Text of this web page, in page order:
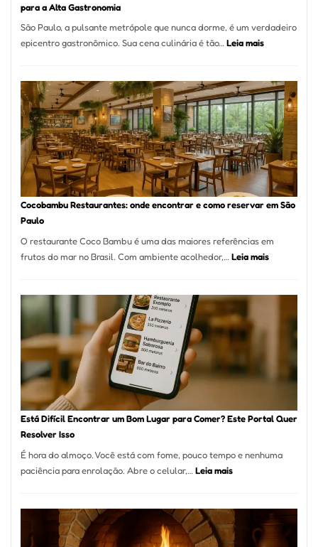
Vila
da
para a Alta Gastronomia
São Paulo, a pulsante metrópole que nunca dorme, é um verdadeiro
epicentro gastronômico. Sua cena culinária é tão… Leia mais:
Melhores
Restaurantes
em
São
Paulo:
Um
Guia
Definitivo
Alta
Gastronomia
Cocobambu Restaurantes: onde encontrar e como reservar em São
Paulo
O restaurante Coco Bambu é uma das maiores referências em
frutos do mar no Brasil. Com ambiente acolhedor,… Leia mais:
encontrar
reservar
Paulo
Está Difícil Encontrar um Bom Lugar para Comer? Este Portal Quer
Resolver Isso
É hora do almoço. Você está com fome, pouco tempo e nenhuma
paciência para enrolação. Abre o celular,… Leia mais:
Encontrar
um